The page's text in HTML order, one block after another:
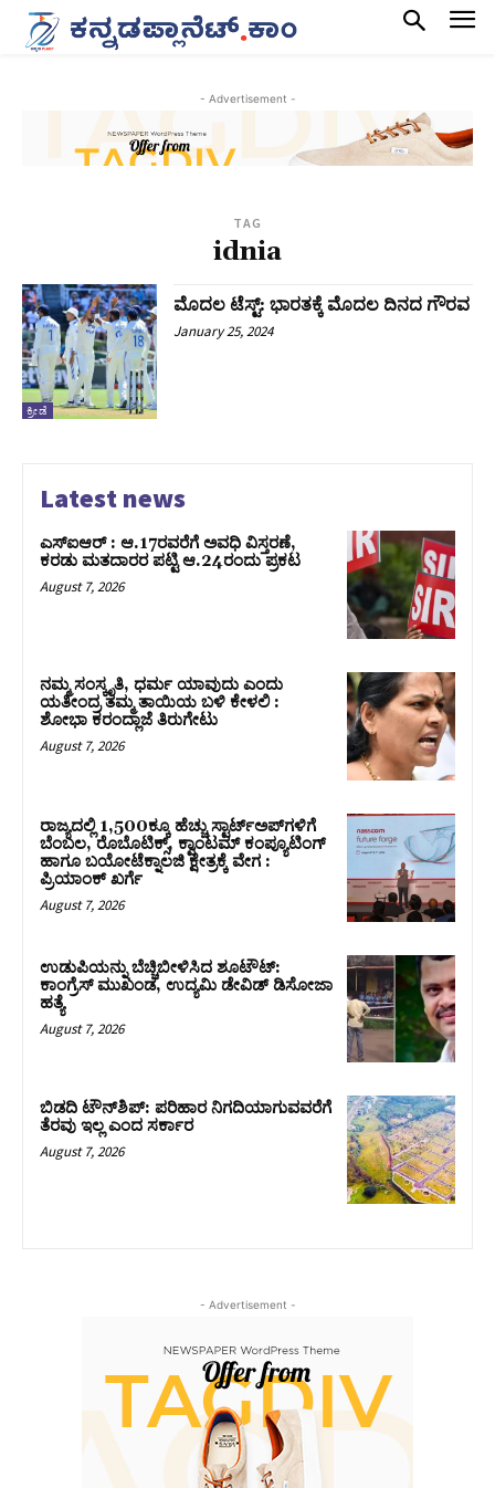
- Advertisement -
TAG
idnia
ಕ್ರೀಡೆ
ಮೊದಲ ಟೆಸ್ಟ್: ಭಾರತಕ್ಕೆ ಮೊದಲ ದಿನದ ಗೌರವ
January 25, 2024
Latest news
ಎಸ್‌ಐಆರ್‌ : ಆ.17ರವರೆಗೆ ಅವಧಿ ವಿಸ್ತರಣೆ,
ಕರಡು ಮತದಾರರ ಪಟ್ಟಿ ಆ.24ರಂದು ಪ್ರಕಟ
August 7, 2026
ನಮ್ಮ ಸಂಸ್ಕೃತಿ, ಧರ್ಮ ಯಾವುದು ಎಂದು
ಯತೀಂದ್ರ ತಮ್ಮ ತಾಯಿಯ ಬಳಿ ಕೇಳಲಿ :
ಶೋಭಾ ಕರಂದ್ಲಾಜೆ ತಿರುಗೇಟು
August 7, 2026
ರಾಜ್ಯದಲ್ಲಿ 1,500ಕ್ಕೂ ಹೆಚ್ಚು ಸ್ಟಾರ್ಟ್‌ಅಪ್‌ಗಳಿಗೆ
ಬೆಂಬಲ, ರೊಬೊಟಿಕ್ಸ್, ಕ್ವಾಂಟಮ್ ಕಂಪ್ಯೂಟಿಂಗ್
ಹಾಗೂ ಬಯೋಟೆಕ್ನಾಲಜಿ ಕ್ಷೇತ್ರಕ್ಕೆ ವೇಗ :
ಪ್ರಿಯಾಂಕ್‌ ಖರ್ಗೆ
August 7, 2026
ಉಡುಪಿಯನ್ನು ಬೆಚ್ಚಿಬೀಳಿಸಿದ ಶೂಟೌಟ್‌:
ಕಾಂಗ್ರೆಸ್‌ ಮುಖಂಡ, ಉದ್ಯಮಿ ಡೇವಿಡ್ ಡಿಸೋಜಾ
ಹತ್ಯೆ
August 7, 2026
ಬಿಡದಿ ಟೌನ್‌ಶಿಪ್‌: ಪರಿಹಾರ ನಿಗದಿಯಾಗುವವರೆಗೆ
ತೆರವು ಇಲ್ಲ ಎಂದ ಸರ್ಕಾರ
August 7, 2026
- Advertisement -